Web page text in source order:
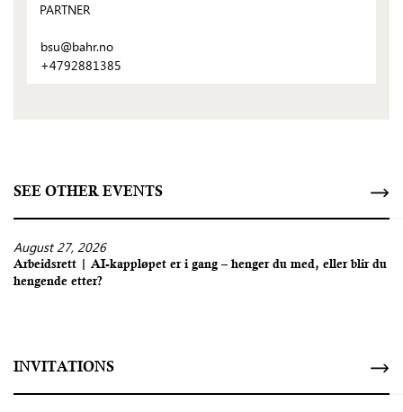
PARTNER
bsu@bahr.no
+4792881385
SEE OTHER EVENTS
August 27, 2026
Arbeidsrett | AI-kappløpet er i gang – henger du med, eller blir du
hengende etter?
INVITATIONS